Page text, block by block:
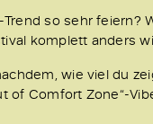
so sehr
komplett anders
wie viel du
of Comfort Zone“-